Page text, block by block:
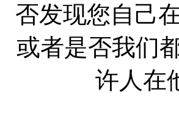
否发现您自己
或者是否我们
许人在